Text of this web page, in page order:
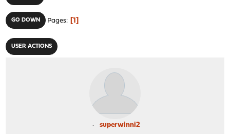
GO DOWN Pages 1
USER ACTIONS
superwinni2